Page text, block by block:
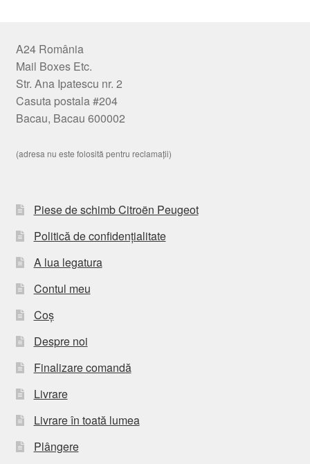
A24 România
Mail Boxes Etc.
Str. Ana Ipatescu nr. 2
Casuta postala #204
Bacau, Bacau 600002
(adresa nu este folosită pentru reclamații)
Piese de schimb Citroën Peugeot
Politică de confidențialitate
A lua legatura
Contul meu
Coș
Despre noi
Finalizare comandă
Livrare
Livrare în toată lumea
Plângere